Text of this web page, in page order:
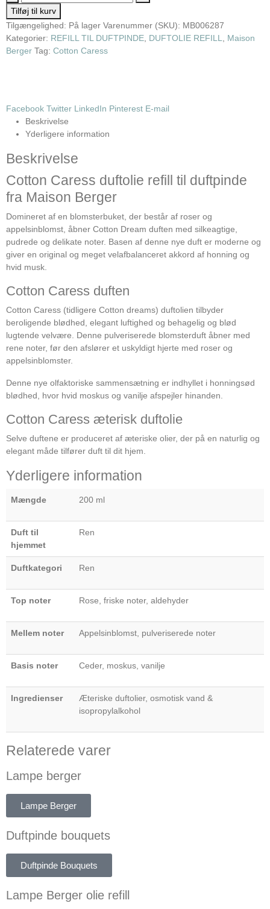
Tilføj til kurv
Tilgængelighed: På lager Varenummer (SKU): MB006287
Kategorier: REFILL TIL DUFTPINDE DUFTOLIE REFILL
Maison
Berger Tag: Cotton Caress
Facebook Twitter LinkedIn Pinterest E-mail
Beskrivelse
Yderligere information
Beskrivelse
Cotton Caress duftolie refill til duftpinde
fra Maison Berger
Domineret af en blomsterbuket, der består af roser og
appelsinblomst, åbner Cotton Dream duften med silkeagtige,
pudrede og delikate noter. Basen af ​​denne nye duft er moderne og
giver en original og meget velafbalanceret akkord af honning og
hvid musk.
Cotton Caress duften
Cotton Caress (tidligere Cotton dreams) duftolien tilbyder
beroligende blødhed, elegant luftighed og behagelig og blød
lugtende velvære. Denne pulveriserede blomsterduft åbner med
rene noter, før den afslører et uskyldigt hjerte med roser og
appelsinblomster.
Denne nye olfaktoriske sammensætning er indhyllet i honningsød
blødhed, hvor hvid moskus og vanilje afspejler hinanden.
Cotton Caress æterisk duftolie
Selve duftene er produceret af æteriske olier, der på en naturlig og
elegant måde tilfører duft til dit hjem.
Yderligere information
Mængde 200 ml
Duft til
hjemmet
Ren
Duftkategori Ren
Top noter Rose, friske noter, aldehyder
Mellem noter Appelsinblomst, pulveriserede noter
Basis noter Ceder, moskus, vanilje
Ingredienser
Æteriske duftolier, osmotisk vand &
isopropylalkohol
Relaterede varer
Lampe berger
Lampe Berger
Duftpinde bouquets
Duftpinde Bouquets
Lampe Berger olie refill